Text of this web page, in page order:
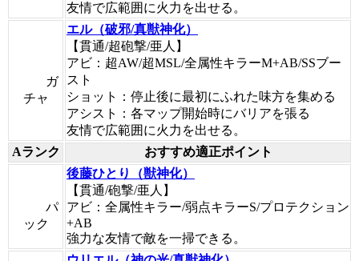
友情で広範囲に火力を出せる。
ガ
チャ
エル（破邪/真獣神化）
【貫通/超砲撃/亜人】
アビ：超AW/超MSL/全属性キラーM+AB/SSブー
スト
ショット：停止後に最初にふれた味方を集める
アシスト：各マップ開始時にバリアを張る
友情で広範囲に火力を出せる。
Aランク
おすすめ適正ポイント
パ
ック
後藤ひとり（獣神化）
【貫通/砲撃/亜人】
アビ：全属性キラー/弱点キラーS/プロテクション
+AB
強力な友情で敵を一掃できる。